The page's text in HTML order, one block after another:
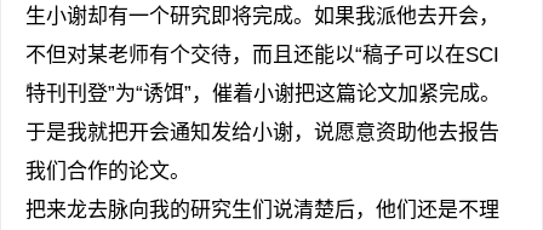
生小谢却有一个研究即将完成。如果我派他去开会，
不但对某老师有个交待，而且还能以“稿子可以在SCI
特刊刊登”为“诱饵”，催着小谢把这篇论文加紧完成。
于是我就把开会通知发给小谢，说愿意资助他去报告
我们合作的论文。
把来龙去脉向我的研究生们说清楚后，他们还是不理